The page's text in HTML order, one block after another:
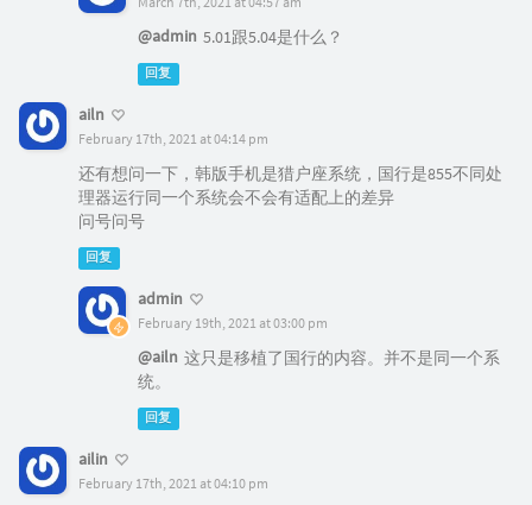
@admin 5.01跟5.04是什么？
回复
ailn
February 17th, 2021 at 04:14 pm
还有想问一下，韩版手机是猎户座系统，国行是855不同处
理器运行同一个系统会不会有适配上的差异
问号问号
回复
admin
February 19th, 2021 at 03:00 pm
@ailn 这只是移植了国行的内容。并不是同一个系
统。
回复
ailin
February 17th, 2021 at 04:10 pm